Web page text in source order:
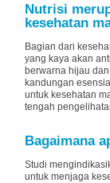
Nutrisi
kesehatan
Bagian dari
yang kaya akan
berwarna hijau
kandungan
untuk kesehatan
tengah
Bagaimana
Studi
untuk menjaga